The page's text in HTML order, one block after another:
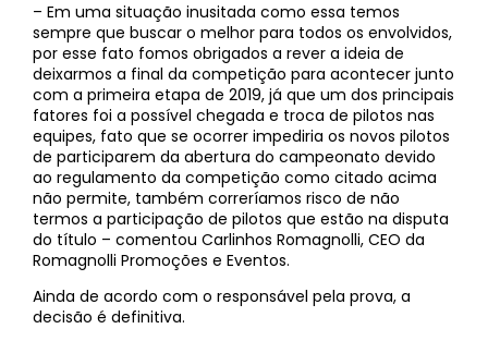
– Em uma situação inusitada como essa temos
sempre que buscar o melhor para todos os envolvidos,
por esse fato fomos obrigados a rever a ideia de
deixarmos a final da competição para acontecer junto
com a primeira etapa de 2019, já que um dos principais
fatores foi a possível chegada e troca de pilotos nas
equipes, fato que se ocorrer impediria os novos pilotos
de participarem da abertura do campeonato devido
ao regulamento da competição como citado acima
não permite, também correríamos risco de não
termos a participação de pilotos que estão na disputa
do título – comentou Carlinhos Romagnolli, CEO da
Romagnolli Promoções e Eventos.
Ainda de acordo com o responsável pela prova, a
decisão é definitiva.